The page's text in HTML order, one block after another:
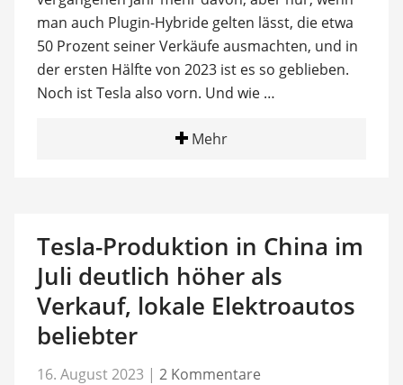
man auch Plugin-Hybride gelten lässt, die etwa
50 Prozent seiner Verkäufe ausmachten, und in
der ersten Hälfte von 2023 ist es so geblieben.
Noch ist Tesla also vorn. Und wie …
Mehr
Tesla-Produktion in China im
Juli deutlich höher als
Verkauf, lokale Elektroautos
beliebter
16. August 2023 | 2 Kommentare